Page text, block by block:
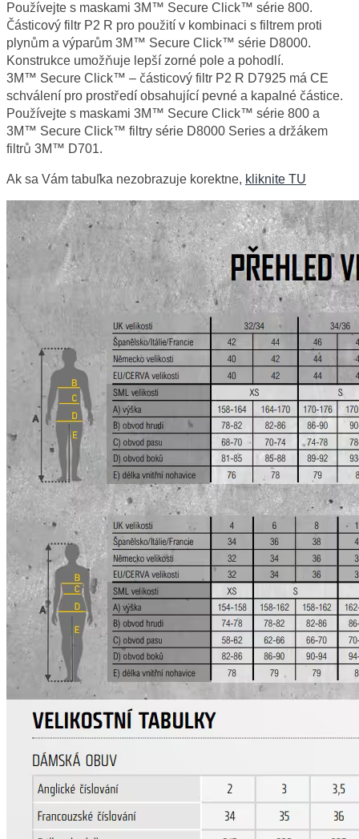
Používejte s maskami 3M™ Secure Click™ série 800.
Částicový filtr P2 R pro použití v kombinaci s filtrem proti
plynům a výparům 3M™ Secure Click™ série D8000.
Konstrukce umožňuje lepší zorné pole a pohodlí.
3M™ Secure Click™ – částicový filtr P2 R D7925 má CE
schválení pro prostředí obsahující pevné a kapalné částice.
Používejte s maskami 3M™ Secure Click™ série 800 a
3M™ Secure Click™ filtry série D8000 Series a držákem
filtrů 3M™ D701.
Ak sa Vám tabuľka nezobrazuje korektne, kliknite TU